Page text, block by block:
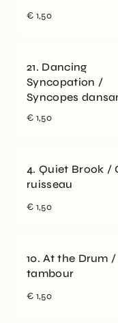
€ 1,50
21. Dancing
Syncopation /
Syncopes
€ 1,50
4. Quiet Brook /
ruisseau
€ 1,50
10. At the Drum /
tambour
€ 1,50